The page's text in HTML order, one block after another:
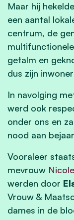
Maar hij
een aantal
centrum, de
getalm en
dus zijn
In navolging
werd ook
onder ons en
nood aan
Vooraleer
mevrouw
werden door
Vrouw &
dames in de